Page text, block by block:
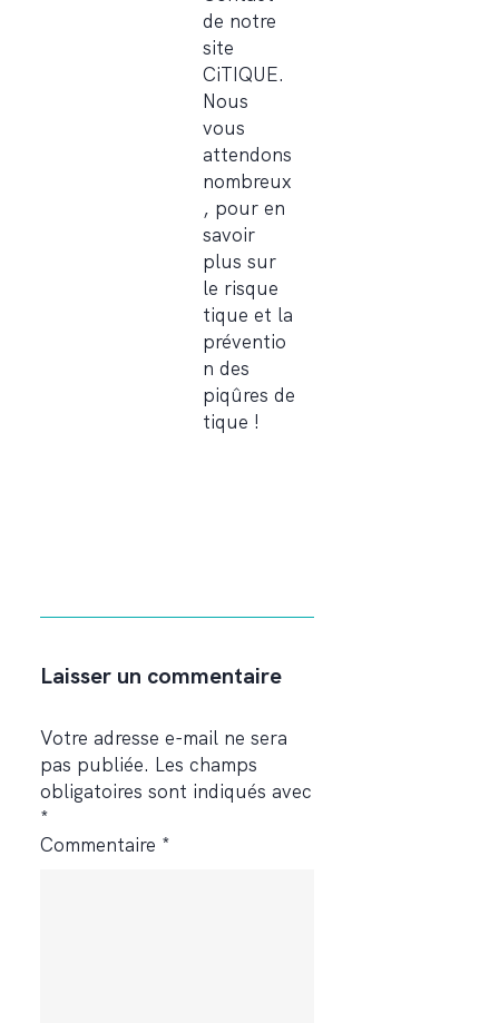
de notre
site
CiTIQUE.
Nous
vous
attendons
nombreux
, pour en
savoir
plus sur
le risque
tique et la
préventio
n des
piqûres de
tique !
Laisser un commentaire
Votre adresse e-mail ne sera
pas publiée. Les champs
obligatoires sont indiqués avec
*
Commentaire *